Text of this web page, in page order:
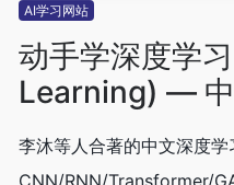
AI学习网站
动手学深度学
Learning) —
李沐等人合著的中文深度学
CNN/RNN/Transformer/